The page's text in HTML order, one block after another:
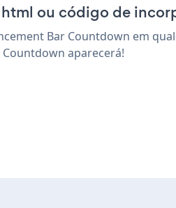
ou código de
Bar Countdown em
aparecerá!